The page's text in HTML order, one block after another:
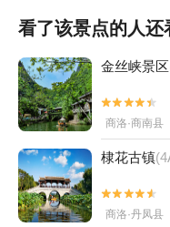
看了该景点的人还
金丝峡景区


商洛·商南县
棣花古镇


商洛·丹凤县